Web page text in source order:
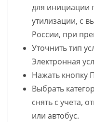
для инициации
утилизации, с
России, при
Уточнить тип
Электронная
Нажать кнопку
Выбрать
снять с учета,
или автобус.